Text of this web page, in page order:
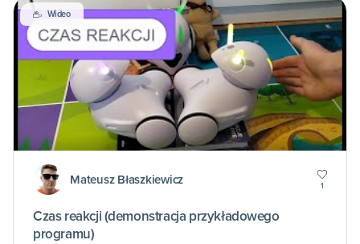
Wideo
Mateusz Błaszkiewicz 1
Czas reakcji (demonstracja przykładowego
programu)